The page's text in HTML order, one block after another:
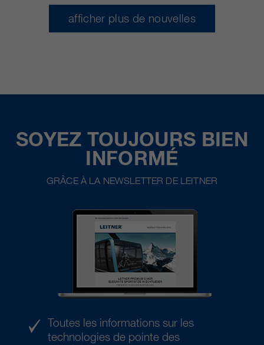
afficher plus de nouvelles
SOYEZ TOUJOURS BIEN
INFORMÉ
GRÂCE À LA NEWSLETTER DE LEITNER
Toutes les informations sur les
technologies de pointe des